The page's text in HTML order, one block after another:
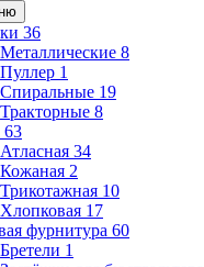
36
Металлические 8
Пуллер 1
Спиральные 19
Тракторные 8
63
Атласная 34
Кожаная 2
Трикотажная 10
Хлопковая 17
фурнитура 60
Бретели 1